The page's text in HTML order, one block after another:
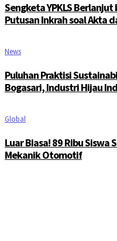
Sengketa YPKLS
Putusan Inkrah soal Akta
News
Puluhan Praktisi
Bogasari, Industri Hijau
Global
Luar Biasa! 89 Ribu Siswa
Mekanik Otomotif